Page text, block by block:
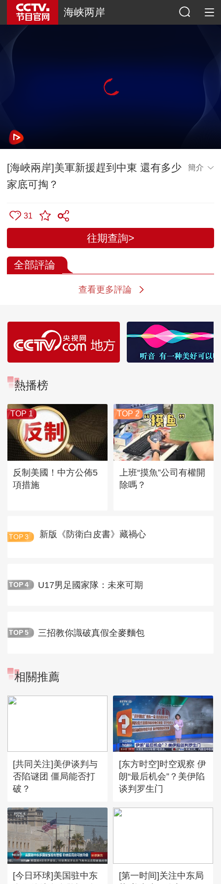
海峡两岸
[海峽兩岸]美軍新援趕到中東 還有多少
家底可掏？
簡介
31
往期查詢>
全部評論
查看更多評論
熱播榜
TOP 1
反制美國！中方公佈5
項措施
TOP 2
上班“摸魚”公司有權開
除嗎？
TOP 3 新版《防衛白皮書》藏禍心
TOP 4 U17男足國家隊：未來可期
TOP 5 三招教你識破真假全麥麵包
相關推薦
[共同关注]美伊谈判与
否陷谜团 僵局能否打
破？
[东方时空]时空观察 伊
朗“最后机会”？美伊陷
谈判罗生门
[今日环球]美国驻中东
[第一时间]关注中东局